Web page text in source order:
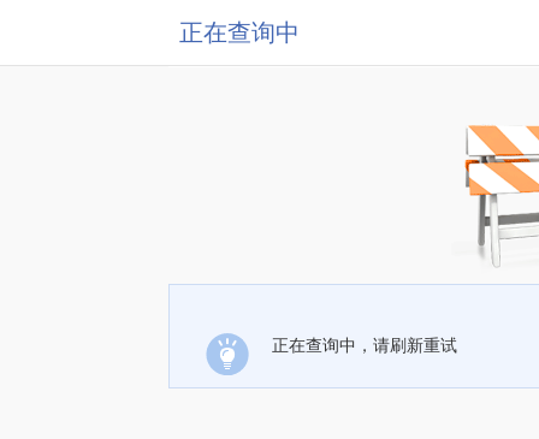
正在查询中
正在查询中，请刷新重试